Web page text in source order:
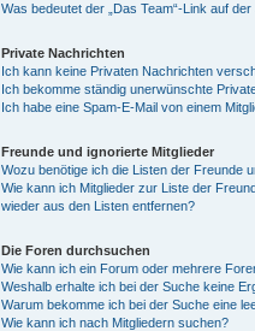
Was bedeutet der „Das Team“-Link auf
Private Nachrichten
Ich kann keine Privaten Nachrichten
Ich bekomme ständig unerwünschte
Ich habe eine Spam-E-Mail von einem
Freunde und ignorierte Mitglieder
Wozu benötige ich die Listen der Freunde
Wie kann ich Mitglieder zur Liste der
wieder aus den Listen entfernen?
Die Foren durchsuchen
Wie kann ich ein Forum oder mehrere
Weshalb erhalte ich bei der Suche keine
Warum bekomme ich bei der Suche eine
Wie kann ich nach Mitgliedern suchen?